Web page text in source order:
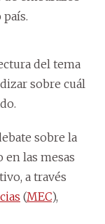
del tema
sobre cuál
sobre la
en las mesas
a través
(MEC),